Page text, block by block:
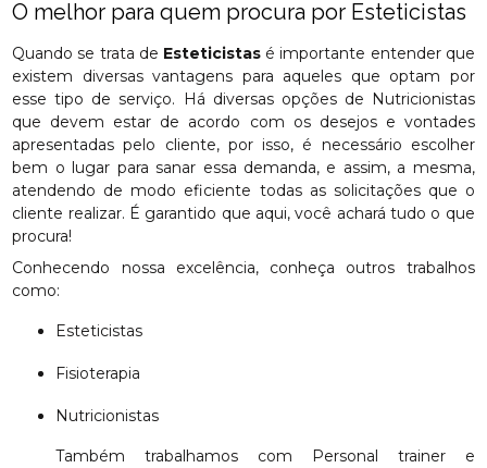
O melhor para quem procura por Esteticistas
Quando se trata de Esteticistas é importante entender que
existem diversas vantagens para aqueles que optam por
esse tipo de serviço. Há diversas opções de Nutricionistas
que devem estar de acordo com os desejos e vontades
apresentadas pelo cliente, por isso, é necessário escolher
bem o lugar para sanar essa demanda, e assim, a mesma,
atendendo de modo eficiente todas as solicitações que o
cliente realizar. É garantido que aqui, você achará tudo o que
procura!
Conhecendo nossa excelência, conheça outros trabalhos
como:
Esteticistas
Fisioterapia
Nutricionistas
Também trabalhamos com Personal trainer e